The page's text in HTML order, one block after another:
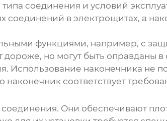
соединения и условий
в электрощитах, а
функциями, например, с
но могут быть оправданы
Использование наконечника не
соответствует
Они обеспечивают